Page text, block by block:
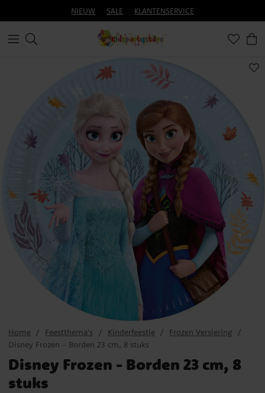
NIEUW SALE KLANTENSERVICE
Home Feestthema's Kinderfeestje
Frozen Versiering
Disney Frozen - Borden 23 cm, 8 stuks
Disney Frozen - Borden 23 cm, 8
stuks